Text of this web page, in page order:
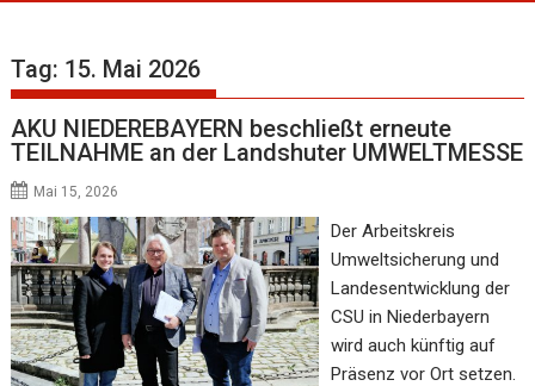
Tag: 15. Mai 2026
AKU NIEDEREBAYERN beschließt erneute
TEILNAHME an der Landshuter UMWELTMESSE
Mai 15, 2026
Der Arbeitskreis
Umweltsicherung und
Landesentwicklung der
CSU in Niederbayern
wird auch künftig auf
Präsenz vor Ort setzen.